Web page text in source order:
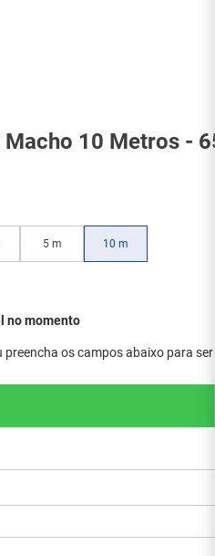
10 Metros -
5 m 10 m
no momento
os campos abaixo para